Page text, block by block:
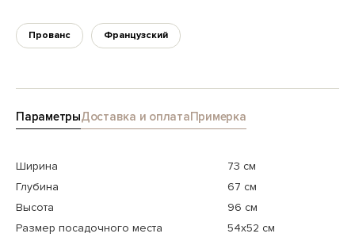
Прованс Французский
ПараметрыДоставка и оплатаПримерка
Ширина
73 см
Глубина
67 см
Высота
96 см
Размер посадочного места
54х52 см